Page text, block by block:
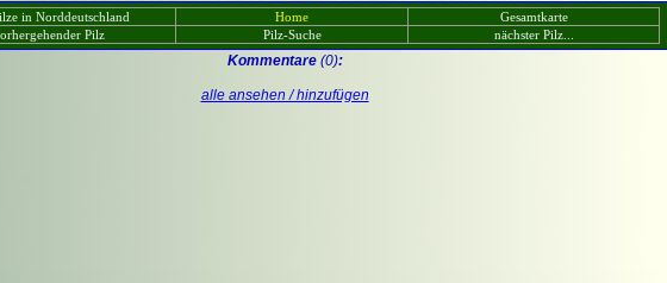
in Norddeutschland Home
Gesamtkarte
Pilz
Pilz-Suche nächster Pilz...
Kommentare(0):
alle ansehen / hinzufügen